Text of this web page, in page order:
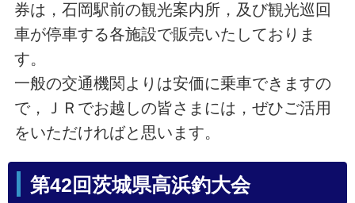
券は，石岡駅前の観光案内所，及び観光巡回
車が停車する各施設で販売いたしておりま
す。
一般の交通機関よりは安価に乗車できますの
で，ＪＲでお越しの皆さまには，ぜひご活用
をいただければと思います。
第42回茨城県高浜釣大会